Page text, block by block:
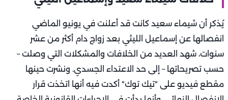
يُذكر أن شيماء سعيد كانت قد أعلنت في يونيو الماضي
انفصالها عن إسماعيل الليثي بعد زواج دام أكثر من عشر
سنوات، شهد العديد من الخلافات والمشكلات التي وصلت –
حسب تصريحاتها – إلى حد الاعتداء الجسدي. ونشرت حينها
مقطع فيديو على "تيك توك" أكدت فيه أنها اتخذت قرار